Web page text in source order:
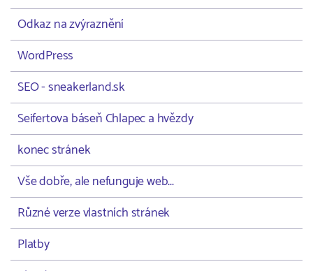
Odkaz na zvýraznění
WordPress
SEO - sneakerland.sk
Seifertova báseň Chlapec a hvězdy
konec stránek
Vše dobře, ale nefunguje web...
Různé verze vlastních stránek
Platby